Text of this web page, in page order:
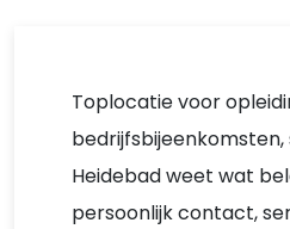
Toplocatie voor
bedrijfsbijeenkomsten,
Heidebad weet wat
persoonlijk contact,